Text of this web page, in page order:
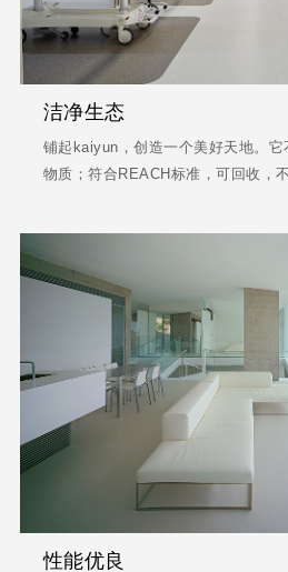
洁净生态
铺起kaiyun，创造一个美好天地。
物质；符合REACH标准，可回收，
性能优良